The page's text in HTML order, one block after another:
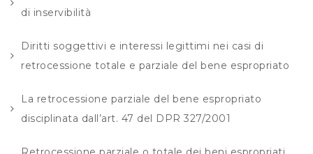
di inservibilità
Diritti soggettivi e interessi legittimi nei casi di
retrocessione totale e parziale del bene espropriato
La retrocessione parziale del bene espropriato
disciplinata dall’art. 47 del DPR 327/2001